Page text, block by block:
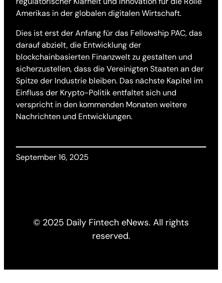
Amerikas in der globalen digitalen Wirtschaft.
Dies ist erst der Anfang für das Fellowship PAC, das
darauf abzielt, die Entwicklung der
blockchainbasierten Finanzwelt zu gestalten und
sicherzustellen, dass die Vereinigten Staaten an der
Spitze der Industrie bleiben. Das nächste Kapitel im
Einfluss der Krypto-Politik entfaltet sich und
verspricht in den kommenden Monaten weitere
Nachrichten und Entwicklungen.
September 16, 2025
© 2025 Daily Fintech eNews. All rights
reserved.